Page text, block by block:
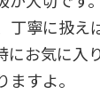
丁寧に扱え
にお気に入
すよ。